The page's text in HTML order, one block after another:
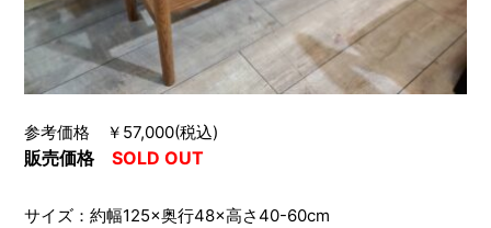
参考価格 ￥57,000(税込)
販売価格SOLD OUT
サイズ：約幅125×奥行48×高さ40-60cm